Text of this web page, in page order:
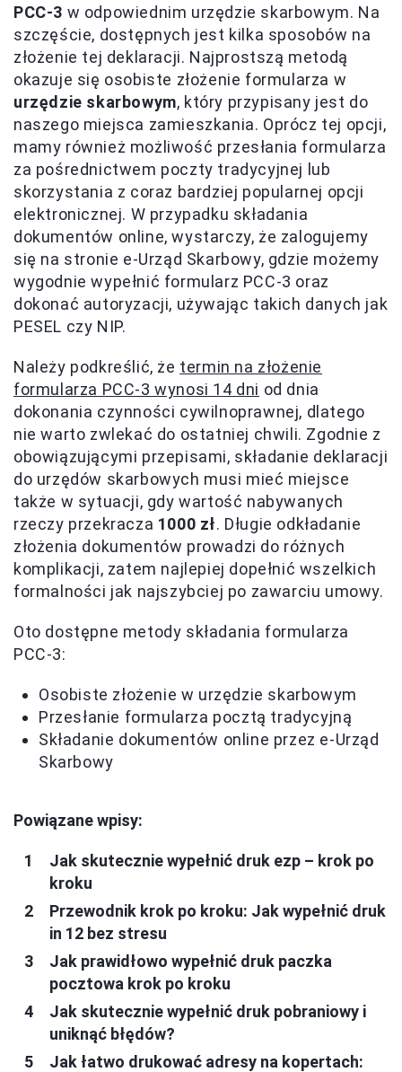
PCC-3 w odpowiednim urzędzie skarbowym. Na
szczęście, dostępnych jest kilka sposobów na
złożenie tej deklaracji. Najprostszą metodą
okazuje się osobiste złożenie formularza w
urzędzie skarbowym, który przypisany jest do
naszego miejsca zamieszkania. Oprócz tej opcji,
mamy również możliwość przesłania formularza
za pośrednictwem poczty tradycyjnej lub
skorzystania z coraz bardziej popularnej opcji
elektronicznej. W przypadku składania
dokumentów online, wystarczy, że zalogujemy
się na stronie e-Urząd Skarbowy, gdzie możemy
wygodnie wypełnić formularz PCC-3 oraz
dokonać autoryzacji, używając takich danych jak
PESEL czy NIP.
Należy podkreślić, że termin na złożenie
formularza PCC-3 wynosi 14 dni od dnia
dokonania czynności cywilnoprawnej, dlatego
nie warto zwlekać do ostatniej chwili. Zgodnie z
obowiązującymi przepisami, składanie deklaracji
do urzędów skarbowych musi mieć miejsce
także w sytuacji, gdy wartość nabywanych
rzeczy przekracza 1000 zł. Długie odkładanie
złożenia dokumentów prowadzi do różnych
komplikacji, zatem najlepiej dopełnić wszelkich
formalności jak najszybciej po zawarciu umowy.
Oto dostępne metody składania formularza
PCC-3:
Osobiste złożenie w urzędzie skarbowym
Przesłanie formularza pocztą tradycyjną
Składanie dokumentów online przez e-Urząd
Skarbowy
Powiązane wpisy:
Jak skutecznie wypełnić druk ezp – krok po
kroku
Przewodnik krok po kroku: Jak wypełnić druk
in 12 bez stresu
Jak prawidłowo wypełnić druk paczka
pocztowa krok po kroku
Jak skutecznie wypełnić druk pobraniowy i
uniknąć błędów?
Jak łatwo drukować adresy na kopertach: